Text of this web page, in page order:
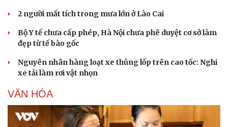
2 người mất tích trong mưa lớn ở Lào Cai
Bộ Y tế chưa cấp phép, Hà Nội chưa phê duyệt cơ sở làm
đẹp từ tế bào gốc
Nguyên nhân hàng loạt xe thủng lốp trên cao tốc: Nghi
xe tải làm rơi vật nhọn
VĂN HÓA